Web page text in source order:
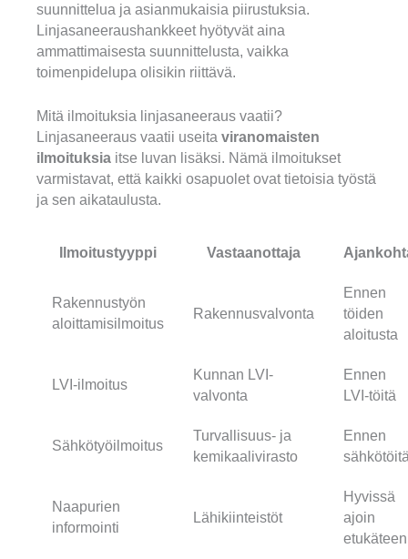
suunnittelua ja asianmukaisia piirustuksia.
Linjasaneeraushankkeet hyötyvät aina
ammattimaisesta suunnittelusta, vaikka
toimenpidelupa olisikin riittävä.
Mitä ilmoituksia linjasaneeraus vaatii?
Linjasaneeraus vaatii useita viranomaisten
ilmoituksia itse luvan lisäksi. Nämä ilmoitukset
varmistavat, että kaikki osapuolet ovat tietoisia työstä
ja sen aikataulusta.
Ilmoitustyyppi Vastaanottaja
Rakennustyön
aloittamisilmoitus
Rakennusvalvonta
Ennen
töiden
aloitusta
LVI-ilmoitus
Kunnan LVI-
valvonta
Ennen
LVI-töitä
Sähkötyöilmoitus
Turvallisuus- ja
kemikaalivirasto
Ennen
Naapurien
informointi
Lähikiinteistöt
Hyvissä
ajoin
etukäteen